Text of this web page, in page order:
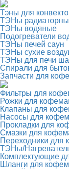
Тэны для
ТЭНы
ТЭНы водяные
Подогреватели
ТЭНы печей саун
ТЭНы сухие
ТЭНы для печи
Спирали для
Запчасти для
Фильтры для
Рожки для
Клапаны для
Насосы для
Прокладки для
Смазки для
Переходники для
ТЭНы/
Комплектующие
Шланги для